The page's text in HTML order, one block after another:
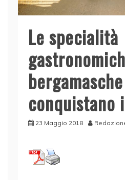
Le specialità
bergamasche
23 Maggio 2018